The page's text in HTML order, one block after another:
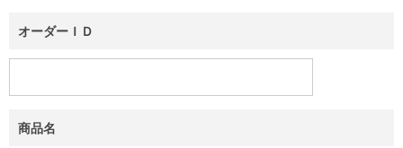
オーダーＩＤ
商品名